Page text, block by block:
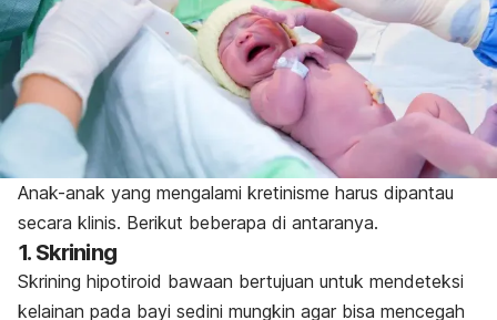
Anak-anak yang mengalami kretinisme harus dipantau
secara klinis. Berikut beberapa di antaranya.
1. Skrining
Skrining hipotiroid bawaan bertujuan untuk mendeteksi
kelainan pada bayi sedini mungkin agar bisa mencegah